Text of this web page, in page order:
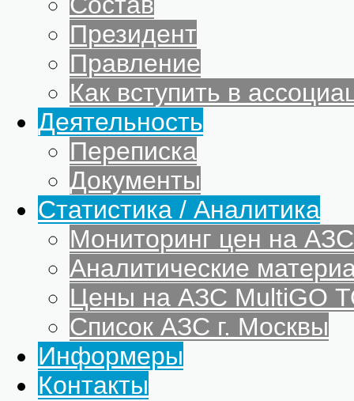
Президент
Правление
Как вступить в
Деятельность
Переписка
Документы
Статистика / Аналитика
Мониторинг цен на
Аналитические
Цены на АЗС MultiGO
Список АЗС г. Москвы
Информеры
Контакты